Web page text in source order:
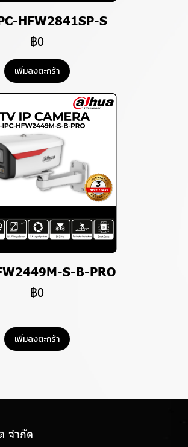
HFW2841SP-S
฿0
เพิ่มลงตะกร้า
S-B-PRO
฿0
เพิ่มลงตะกร้า
จํากัด